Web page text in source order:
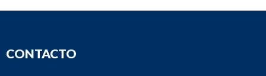
CONTACTO